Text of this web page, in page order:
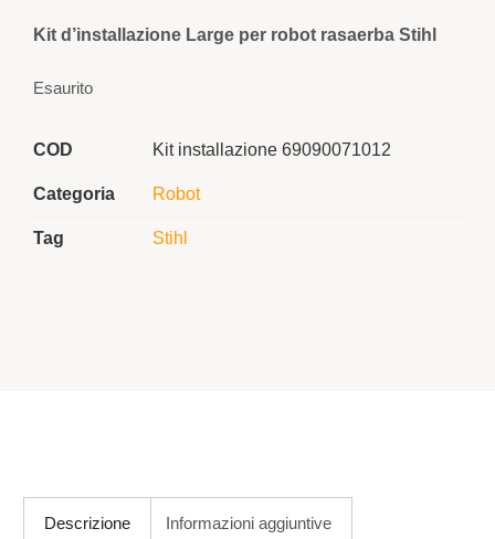
Kit d’installazione Large per robot rasaerba Stihl
Esaurito
COD Kit installazione 69090071012
Categoria Robot
Tag Stihl
Descrizione Informazioni aggiuntive